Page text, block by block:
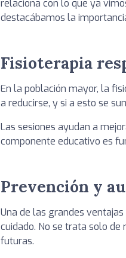
relaciona con lo que ya
destacábamos la
Fisioterapia
En la población mayor, la
a reducirse, y si a esto se
Las sesiones ayudan a
componente educativo es
Prevención y
Una de las grandes
cuidado. No se trata solo de
futuras.